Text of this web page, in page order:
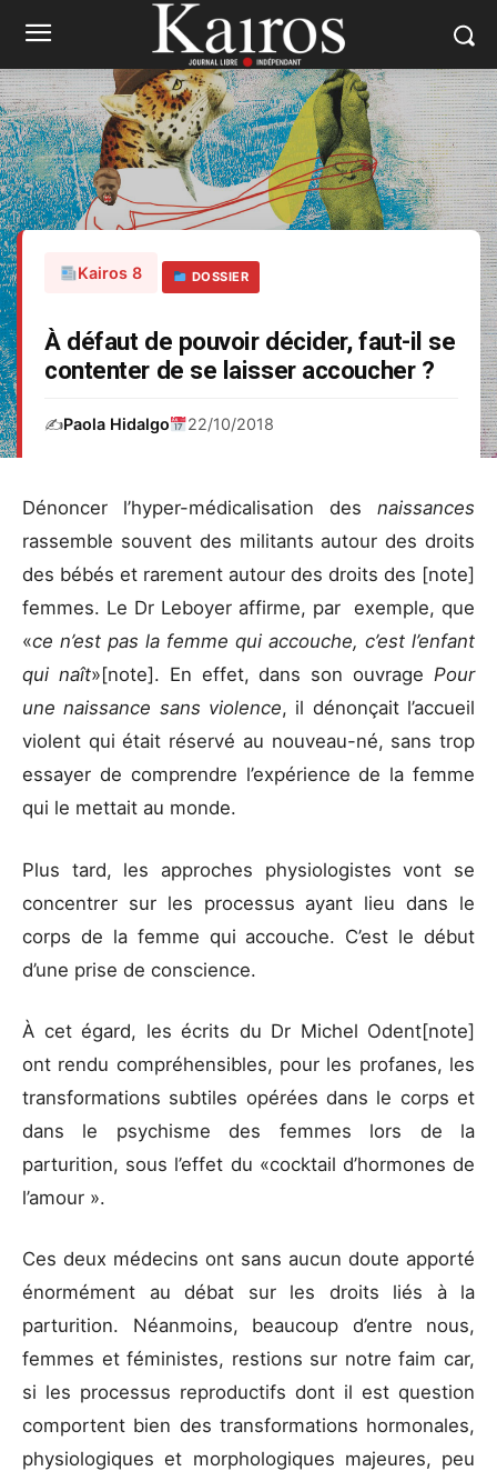
Kairos 8 DOSSIER
À défaut de pouvoir décider, faut-il se
contenter de se laisser accoucher ?
✍️Paola Hidalgo 22/10/2018
Dénoncer l’hyper-médicalisation des naissances
rassemble souvent des militants autour des droits
des bébés et rarement autour des droits des [note]
femmes. Le Dr Leboyer affirme, par exemple, que
«ce n’est pas la femme qui accouche, c’est l’enfant
qui naît»[note]. En effet, dans son ouvragePour
une naissance sans violence, il dénonçait l’accueil
violent qui était réservé au nouveau-né, sans trop
essayer de comprendre l’expérience de la femme
qui le mettait au monde.
Plus tard, les approches physiologistes vont se
concentrer sur les processus ayant lieu dans le
corps de la femme qui accouche. C’est le début
d’une prise de conscience.
À cet égard, les écrits du Dr Michel Odent[note]
ont rendu compréhensibles, pour les profanes, les
transformations subtiles opérées dans le corps et
dans le psychisme des femmes lors de la
parturition, sous l’effet du «cocktail d’hormones de
l’amour ».
Ces deux médecins ont sans aucun doute apporté
énormément au débat sur les droits liés à la
parturition. Néanmoins, beaucoup d’entre nous,
femmes et féministes, restions sur notre faim car,
si les processus reproductifs dont il est question
comportent bien des transformations hormonales,
physiologiques et morphologiques majeures, peu